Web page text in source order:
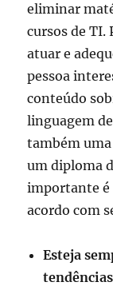
eliminar
cursos de TI.
atuar e
pessoa
conteúdo
linguagem
também
um diploma
importante é
acordo com
Esteja
tendências